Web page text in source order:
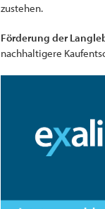
zustehen.
Förderung der
nachhaltigere